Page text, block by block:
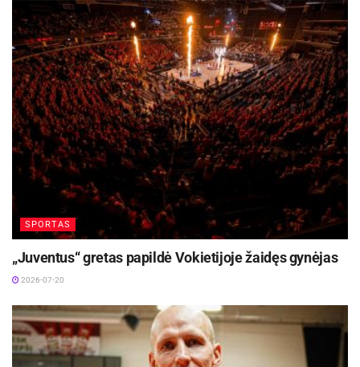
Šaltinis: Utenos apskrities VPK
SPORTAS
„Juventus“ gretas papildė Vokietijoje žaidęs gynėjas
2026-07-20